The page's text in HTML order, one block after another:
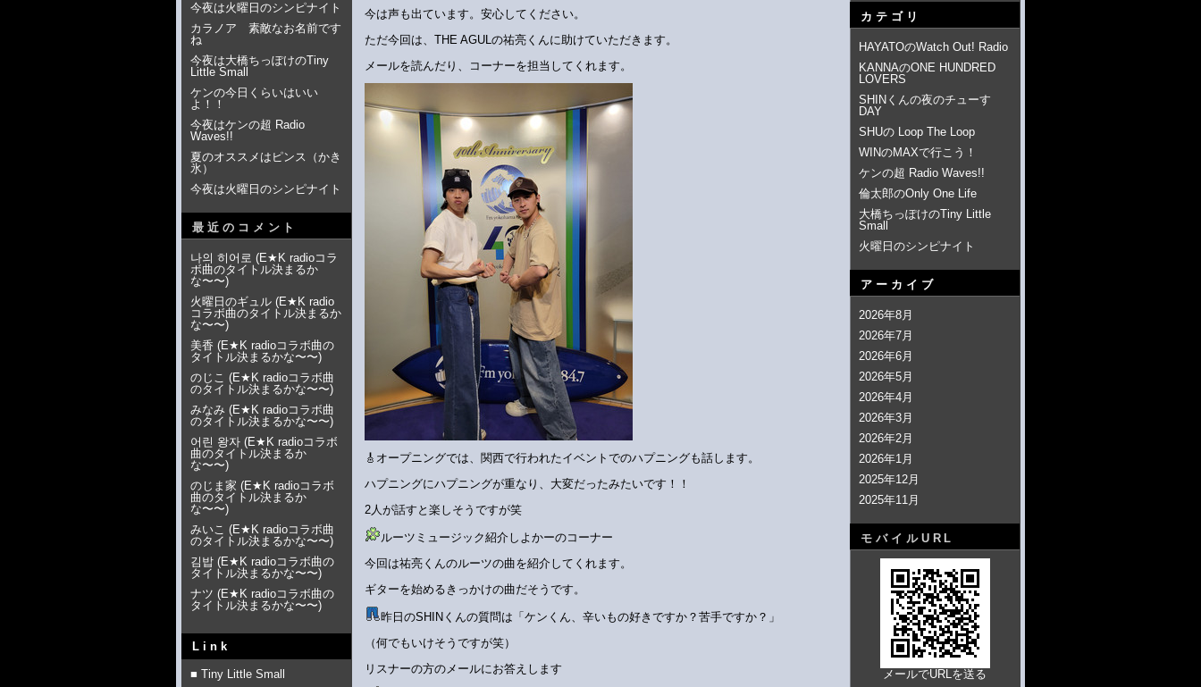
今夜は火曜日のシンピナイト
カラノア 素敵なお名前です
ね
今夜は大橋ちっぽけのTiny
Little Small
ケンの今日くらいはいい
よ！！
今夜はケンの超 Radio
Waves!!
夏のオススメはピンス（かき
氷）
今夜は火曜日のシンピナイト
最近のコメント
나의 히어로 (E★K radioコラ
ボ曲のタイトル決まるか
な〜〜)
火曜日のギュル (E★K radio
コラボ曲のタイトル決まるか
な〜〜)
美香 (E★K radioコラボ曲の
タイトル決まるかな〜〜)
のじこ (E★K radioコラボ曲
のタイトル決まるかな〜〜)
みなみ (E★K radioコラボ曲
のタイトル決まるかな〜〜)
어린 왕자 (E★K radioコラボ
曲のタイトル決まるか
な〜〜)
のじま家 (E★K radioコラボ
曲のタイトル決まるか
な〜〜)
みいこ (E★K radioコラボ曲
のタイトル決まるかな〜〜)
김밥 (E★K radioコラボ曲の
タイトル決まるかな〜〜)
ナツ (E★K radioコラボ曲の
タイトル決まるかな〜〜)
Link
■ Tiny Little Small
今は声も出ています。安心してください。
ただ今回は、THE AGULの祐亮くんに助けていただきます。
メールを読んだり、コーナーを担当してくれます。
🎸オープニングでは、関西で行われたイベントでのハプニングも話します。
ハプニングにハプニングが重なり、大変だったみたいです！！
2人が話すと楽しそうですが笑
ルーツミュージック紹介しよかーのコーナー
今回は祐亮くんのルーツの曲を紹介してくれます。
ギターを始めるきっかけの曲だそうです。
昨日のSHINくんの質問は「ケンくん、辛いもの好きですか？苦手ですか？」
（何でもいけそうですが笑）
リスナーの方のメールにお答えします
カテゴリ
HAYATOのWatch Out! Radio
KANNAのONE HUNDRED
LOVERS
SHINくんの夜のチューす
DAY
SHUの Loop The Loop
WINのMAXで行こう！
ケンの超 Radio Waves!!
倫太郎のOnly One Life
大橋ちっぽけのTiny Little
Small
火曜日のシンピナイト
アーカイブ
2026年8月
2026年7月
2026年6月
2026年5月
2026年4月
2026年3月
2026年2月
2026年1月
2025年12月
2025年11月
モバイルURL
メールでURLを送る